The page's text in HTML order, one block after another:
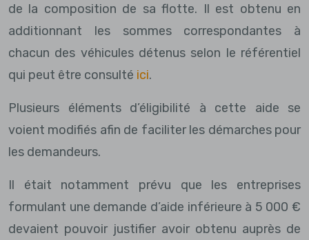
de la composition de sa flotte. Il est obtenu en
additionnant les sommes correspondantes à
chacun des véhicules détenus selon le référentiel
qui peut être consulté ici.
Plusieurs éléments d’éligibilité à cette aide se
voient modifiés afin de faciliter les démarches pour
les demandeurs.
Il était notamment prévu que les entreprises
formulant une demande d’aide inférieure à 5 000 €
devaient pouvoir justifier avoir obtenu auprès de